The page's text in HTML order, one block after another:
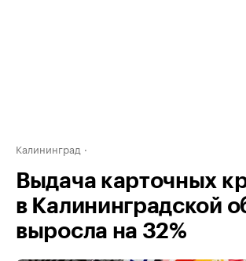
Калининград
Выдача карточных
в Калининградской
выросла на 32%